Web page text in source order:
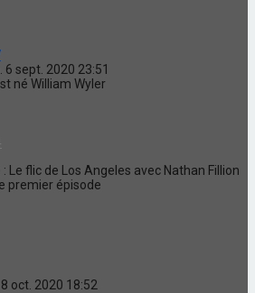
6 sept. 2020 23:51
né William Wyler
Le flic de Los Angeles avec Nathan Fillion
premier épisode
oct. 2020 18:52